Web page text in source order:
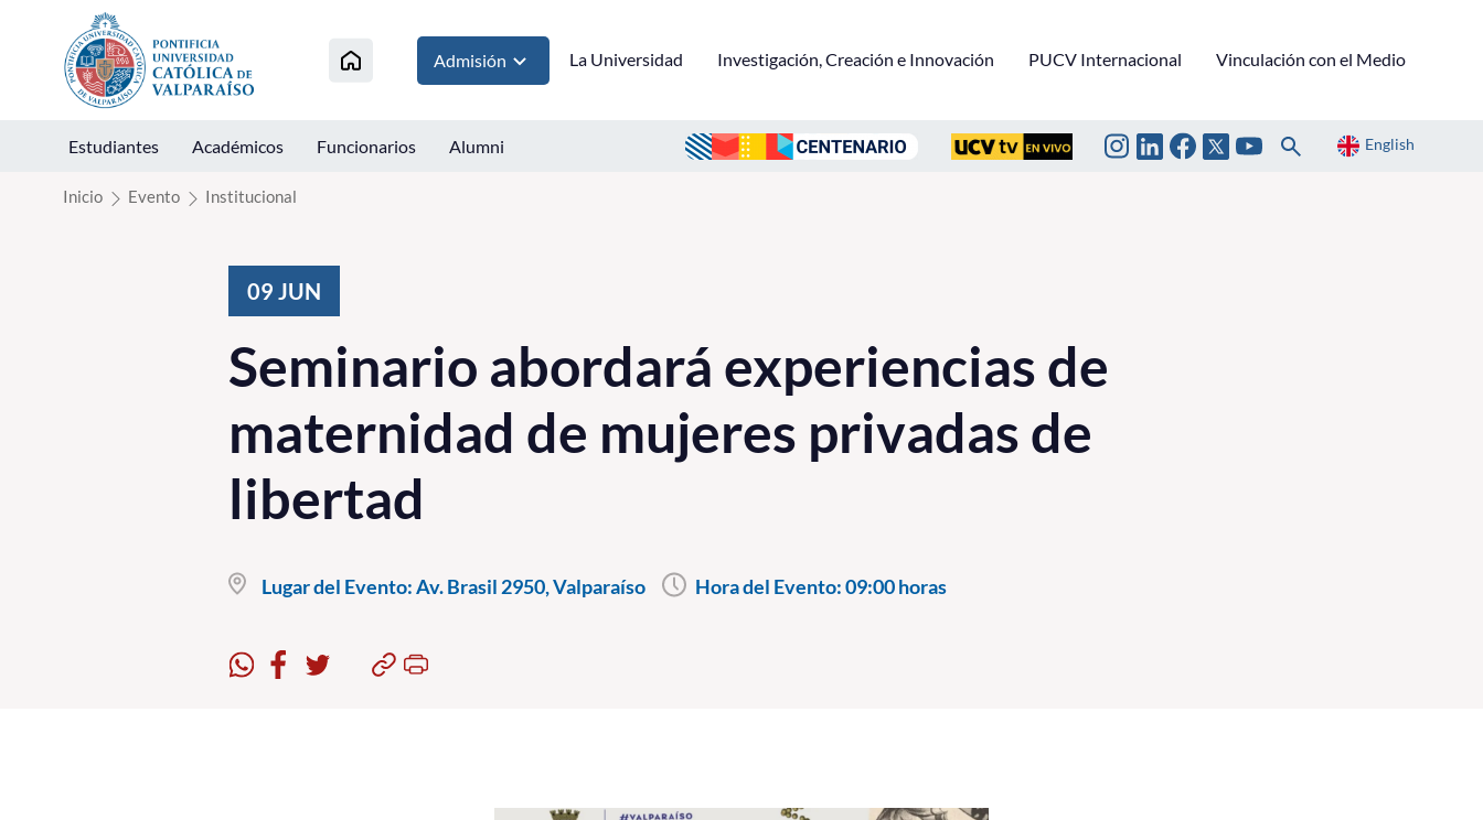
Click acá para ir directamente al contenido
Admisión La Universidad Investigación, Creación e Innovación PUCV Internacional Vinculación con el Medio
Estudiantes Académicos Funcionarios Alumni English
Inicio Evento Institucional
09 JUN
Seminario abordará experiencias de
maternidad de mujeres privadas de
libertad
Lugar del Evento:Av. Brasil 2950, Valparaíso Hora del Evento:09:00 horas